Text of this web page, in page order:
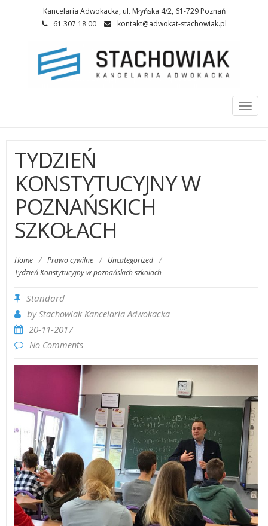
Kancelaria Adwokacka, ul. Młyńska 4/2, 61-729 Poznań
61 307 18 00
kontakt@adwokat-stachowiak.pl
TYDZIEŃ
KONSTYTUCYJNY W
POZNAŃSKICH
SZKOŁACH
Home / Prawo cywilne / Uncategorized /
Tydzień Konstytucyjny w poznańskich szkołach
Standard
byStachowiak Kancelaria Adwokacka
20-11-2017
No Comments